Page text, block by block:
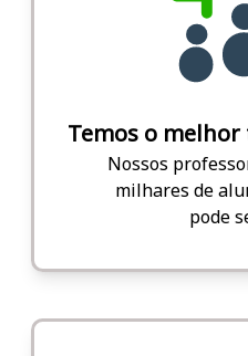
Temos o
Nossos
milhares de
pode